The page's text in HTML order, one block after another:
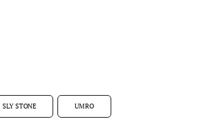
SLY STONE UMRO